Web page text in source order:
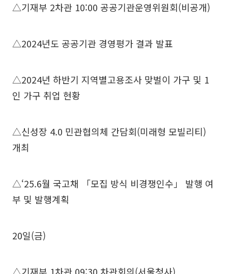
△기재부 2차관 10:00 공공기관운영위원회(비공개)
△2024년도 공공기관 경영평가 결과 발표
△2024년 하반기 지역별고용조사 맞벌이 가구 및 1
인 가구 취업 현황
△신성장 4.0 민관협의체 간담회(미래형 모빌리티)
개최
△‘25.6월 국고채 「모집 방식 비경쟁인수」 발행 여
부 및 발행계획
20일(금)